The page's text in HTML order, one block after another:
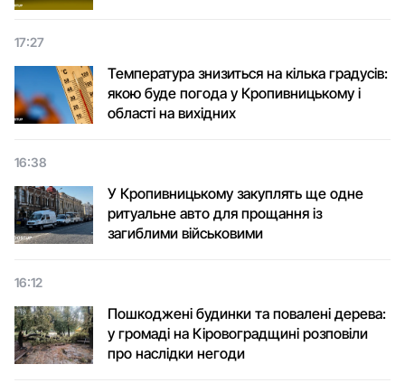
17:27
Температура знизиться на кілька градусів:
якою буде погода у Кропивницькому і
області на вихідних
16:38
У Кропивницькому закуплять ще одне
ритуальне авто для прощання із
загиблими військовими
16:12
Пошкоджені будинки та повалені дерева:
у громаді на Кіровоградщині розповіли
про наслідки негоди